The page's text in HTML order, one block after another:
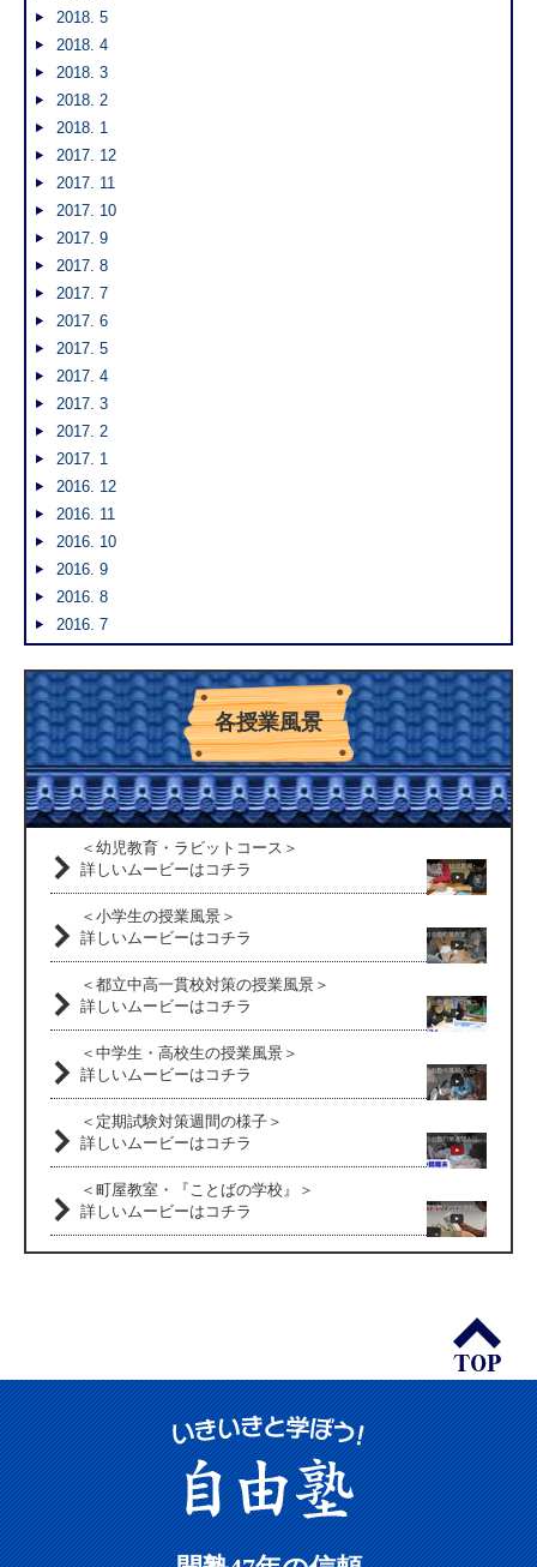
2018. 5
2018. 4
2018. 3
2018. 2
2018. 1
2017. 12
2017. 11
2017. 10
2017. 9
2017. 8
2017. 7
2017. 6
2017. 5
2017. 4
2017. 3
2017. 2
2017. 1
2016. 12
2016. 11
2016. 10
2016. 9
2016. 8
2016. 7
各授業風景
＜幼児教育・ラビットコース＞
詳しいムービーはコチラ
＜小学生の授業風景＞
詳しいムービーはコチラ
＜都立中高一貫校対策の授業風景＞
詳しいムービーはコチラ
＜中学生・高校生の授業風景＞
詳しいムービーはコチラ
＜定期試験対策週間の様子＞
詳しいムービーはコチラ
＜町屋教室・『ことばの学校』＞
詳しいムービーはコチラ